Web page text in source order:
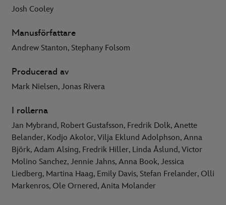
Josh Cooley
Manusförfattare
Andrew Stanton, Stephany Folsom
Producerad av
Mark Nielsen, Jonas Rivera
I rollerna
Jan Mybrand, Robert Gustafsson, Fredrik Dolk, Anette
Belander, Kodjo Akolor, Vilja Eklund Adolphson, Anna
Björk, Adam Alsing, Fredrik Hiller, Linda Åslund, Victor
Molino Sanchez, Jennie Jahns, Anna Book, Jessica
Liedberg, Martina Haag, Emily Davis, Stefan Frelander, Olli
Markenros, Ole Ornered, Anita Molander